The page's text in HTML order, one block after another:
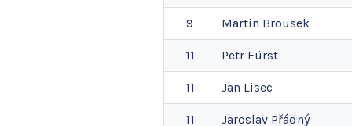
9 Martin Brousek
11 Petr Fürst
11 Jan Lisec
11 Jaroslav Přádný